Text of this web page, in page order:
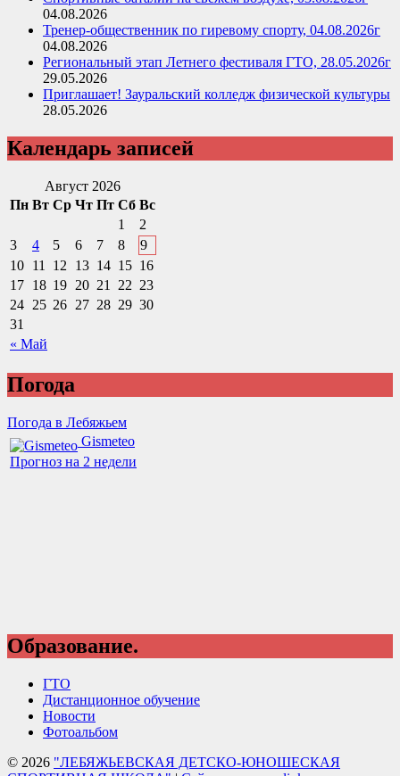
04.08.2026
Тренер-общественник по гиревому спорту, 04.08.2026г
04.08.2026
Региональный этап Летнего фестиваля ГТО, 28.05.2026г
29.05.2026
Приглашает! Зауральский колледж физической культуры
28.05.2026
Календарь записей
Август 2026
Пн Вт Ср Чт Пт Сб Вс
« Май
1
2
3
4 5 6 7 8
9
10 11 12 13 14 15 16
17 18 19 20 21 22 23
24 25 26 27 28 29 30
31
Погода
Погода в Лебяжьем
Gismeteo
Прогноз на 2 недели
Образование.
ГТО
Дистанционное обучение
Новости
Фотоальбом
© 2026 "ЛЕБЯЖЬЕВСКАЯ ДЕТСКО-ЮНОШЕСКАЯ